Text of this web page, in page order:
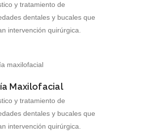
y tratamiento de
dentales y bucales que
intervención quirúrgica.
Maxilofacial
y tratamiento de
dentales y bucales que
intervención quirúrgica.